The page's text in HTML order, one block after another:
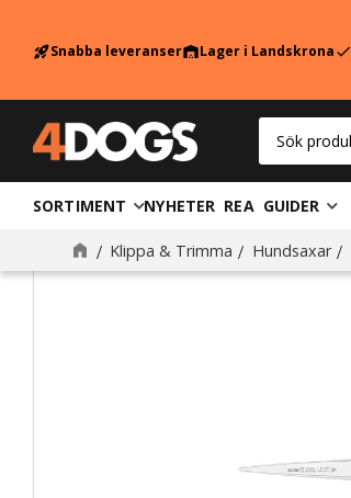
rocket_launchSnabba leveranserwarehouseLager i Landskronacheck
SORTIMENT NYHETER REA GUIDER
Klippa & Trimma Hundsaxar